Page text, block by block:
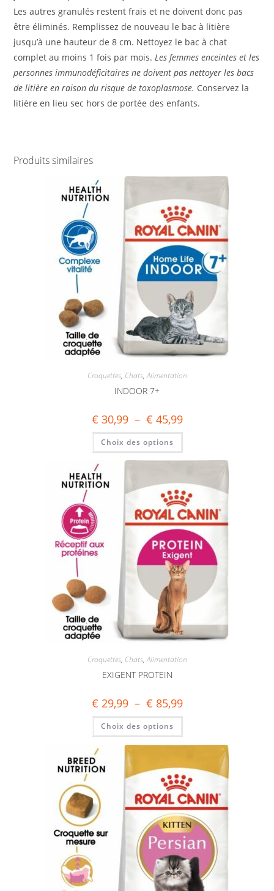
Les autres granulés restent frais et ne doivent donc pas
être éliminés. Remplissez de nouveau le bac à litière
jusqu’à une hauteur de 8 cm. Nettoyez le bac à chat
complet au moins 1 fois par mois. Les femmes enceintes et les
personnes immunodéficitaires ne doivent pas nettoyer les bacs
de litière en raison du risque de toxoplasmose. Conservez la
litière en lieu sec hors de portée des enfants.
Produits similaires
Croquettes, Chats,Alimentation
INDOOR 7+
€ 30,99 – € 45,99
Choix des options
Croquettes, Chats,Alimentation
EXIGENT PROTEIN
€ 29,99 – € 85,99
Choix des options